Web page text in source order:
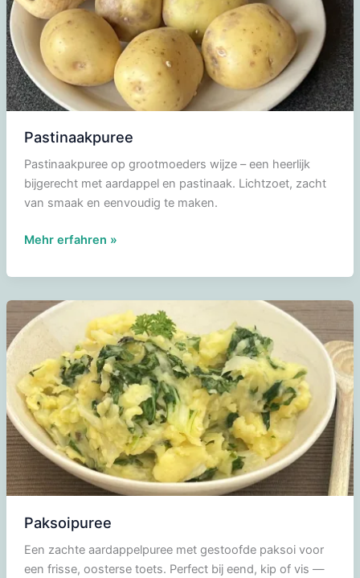
Pastinaakpuree
Pastinaakpuree op grootmoeders wijze – een heerlijk
bijgerecht met aardappel en pastinaak. Lichtzoet, zacht
van smaak en eenvoudig te maken.
Pastinaakpuree
Mehr erfahren »
Paksoipuree
Een zachte aardappelpuree met gestoofde paksoi voor
een frisse, oosterse toets. Perfect bij eend, kip of vis —